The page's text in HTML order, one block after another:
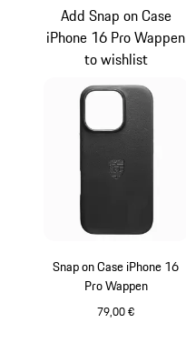
Snap on Case iPhone 16
Pro Wappen
79,00 €
Add Snap on Case
iPhone 16 Pro Wappen
to wishlist